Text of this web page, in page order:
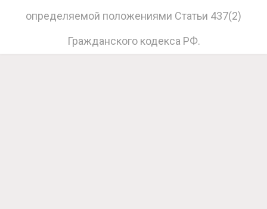
определяемой положениями Статьи 437(2)
Гражданского кодекса РФ.